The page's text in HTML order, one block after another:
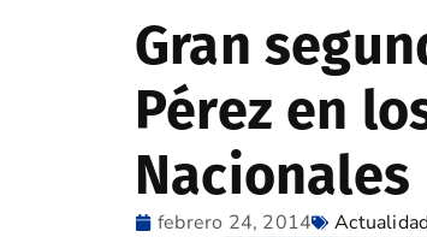
Gran
Pérez en
Nacionales
febrero 24, 2014